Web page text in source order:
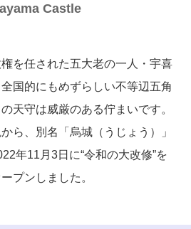
Castle
を任された五大老の一人・宇喜
国的にもめずらしい不等辺五角
天守は威厳のある佇まいです。
ら、別名「烏城（うじょう）」
年11月3日に“令和の大改修”を
プンしました。